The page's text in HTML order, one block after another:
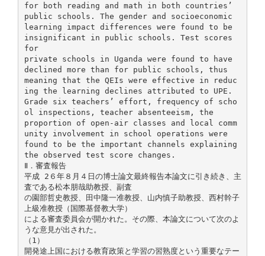
for both reading and math in both countries’
public schools. The gender and socioeconomic
learning impact differences were found to be
insignificant in public schools. Test scores
for
private schools in Uganda were found to have
declined more than for public schools, thus
meaning that the QEIs were effective in reduc
ing the learning declines attributed to UPE.
Grade six teachers’ effort, frequency of scho
ol inspections, teacher absenteeism, the
proportion of open-air classes and local comm
unity involvement in school operations were
found to be the important channels explaining
the observed test score changes.
Ⅱ．審査報告
平成 2６年８月４日の博士論文最終報告本論文に引き続き、主
査である松本朋哉助教授、副査
の園部哲史教授、田中隆一准教授、山内慎子助教授、西村幹子
上級准教授（国際基督教大学）
による審査委員会が開かれた。その際、本論文について次のよ
うな意見が出された。
（1）
開発途上国における教育政策と学習の習熟度という重要なテー